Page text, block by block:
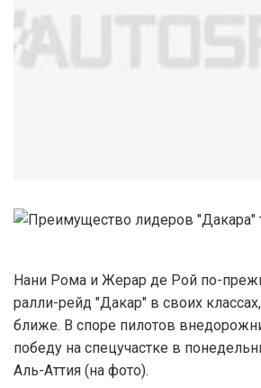
Нани Рома и Жерар де Рой по-
ралли-рейд "Дакар" в своих
ближе. В споре пилотов
победу на спецучастке в
Аль-Аттия (на фото).